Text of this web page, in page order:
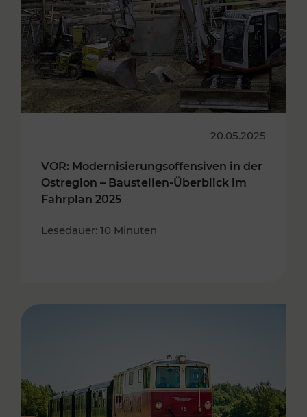
20.05.2025
VOR: Modernisierungsoffensiven in der
Ostregion – Baustellen-Überblick im
Fahrplan 2025
Lesedauer: 10 Minuten